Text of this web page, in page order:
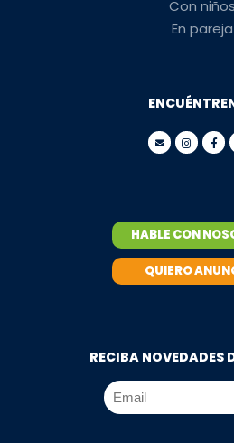
Con niños
En pareja
HABLE CON
QUIERO
RECIBA NOVEDADES